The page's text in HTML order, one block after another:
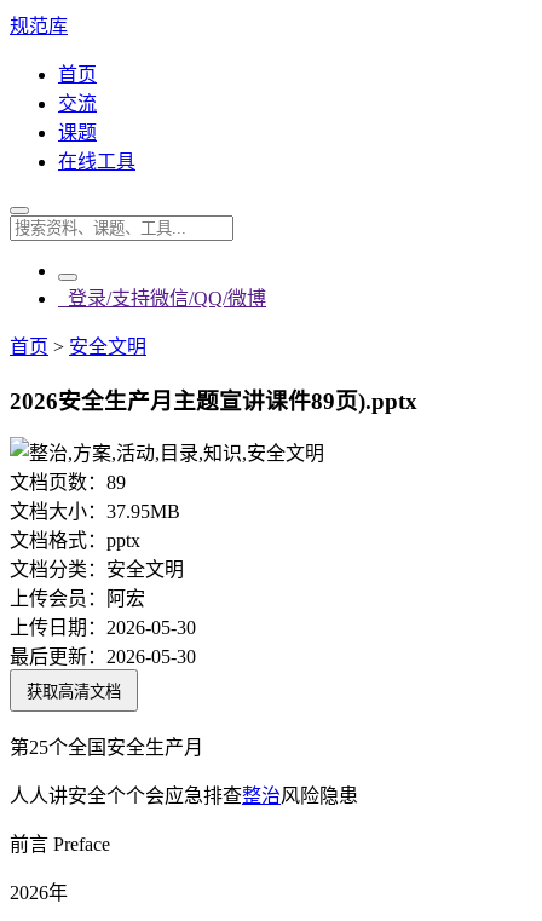
规范库
首页
交流
课题
在线工具
登录/支持微信/QQ/微博
首页 > 安全文明
2026安全生产月主题宣讲课件89页).pptx
文档页数： 89
文档大小： 37.95MB
文档格式： pptx
文档分类： 安全文明
上传会员：
阿宏
上传日期： 2026-05-30
最后更新： 2026-05-30
获取高清文档
第25个全国安全生产月
人人讲安全个个会应急排查整治风险隐患
前言 Preface
2026年